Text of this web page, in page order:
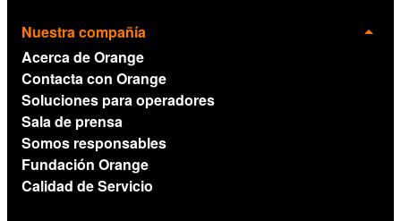
Nuestra compañía
Acerca de Orange
Contacta con Orange
Soluciones para operadores
Sala de prensa
Somos responsables
Fundación Orange
Calidad de Servicio